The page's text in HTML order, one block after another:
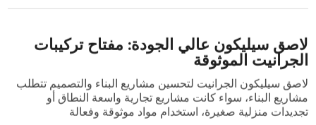
لاصق سيليكون عالي الجودة: مفتاح تركيبات
الجرانيت الموثوقة
لاصق سيليكون الجرانيت لتحسين مشاريع البناء والتصميم تتطلب
مشاريع البناء، سواء كانت مشاريع تجارية واسعة النطاق أو
تجديدات منزلية صغيرة، استخدام مواد موثوقة وفعالة